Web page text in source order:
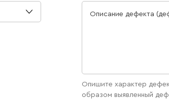
Описание дефекта
Опишите характер
образом выявленный